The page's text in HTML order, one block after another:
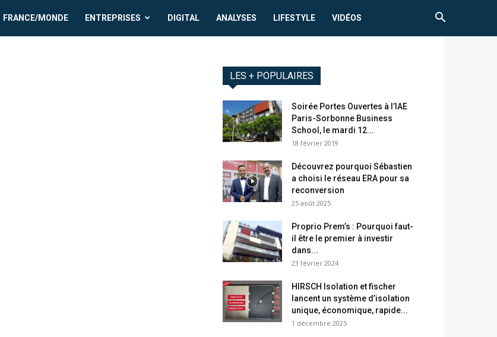
FRANCE/MONDE ENTREPRISES DIGITAL ANALYSES LIFESTYLE VIDÉOS
LES + POPULAIRES
Soirée Portes Ouvertes à l’IAE
Paris-Sorbonne Business
School, le mardi 12...
18 février 2019
Découvrez pourquoi Sébastien
a choisi le réseau ERA pour sa
reconversion
25 août 2025
Proprio Prem’s : Pourquoi faut-
il être le premier à investir
dans...
23 février 2024
HIRSCH Isolation et fischer
lancent un système d’isolation
unique, économique, rapide...
1 décembre 2025